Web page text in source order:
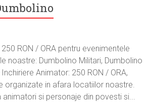
RON / ORA pentru evenimentele
noastre: Dumbolino Militari, Dumbolino
Animator: 250 RON / ORA,
organizate in afara locatiilor noastre.
si personaje din povesti si...